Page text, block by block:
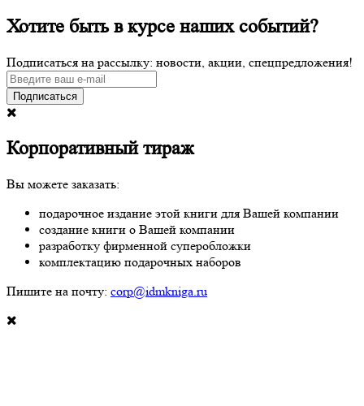
Хотите быть в курсе наших событий?
Подписаться на рассылку: новости, акции, спецпредложения!
Подписаться
Корпоративный тираж
Вы можете заказать:
подарочное издание этой книги для Вашей компании
создание книги о Вашей компании
разработку фирменной суперобложки
комплектацию подарочных наборов
Пишите на почту: corp@idmkniga.ru